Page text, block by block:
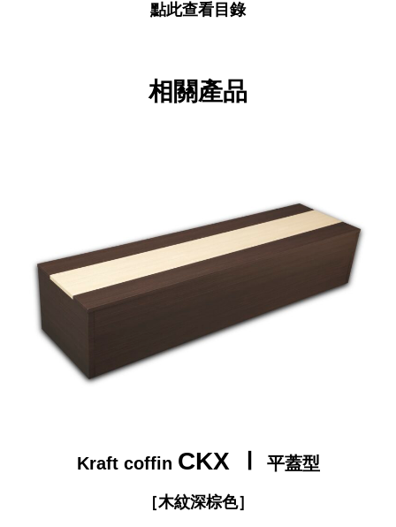
點此查看目錄
相關產品
Kraft coffin CKX Ⅰ 平蓋型
［木紋深棕色］